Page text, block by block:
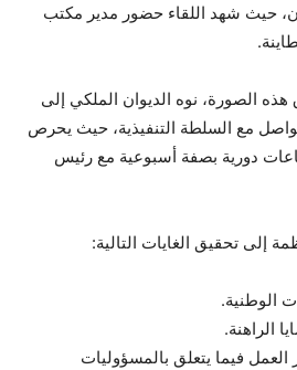
حيث شهد اللقاء حضور مدير مكتب
الصورة، نوه الديوان الملكي إلى
مع السلطة التنفيذية، حيث يحرص
دورية بصفة أسبوعية مع رئيس
إلى تحقيق الغايات التالية:
الوطنية.
الراهنة.
فيما يتعلق بالمسؤوليات